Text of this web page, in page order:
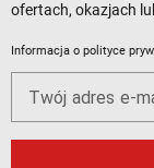
ofertach, okazjach
Informacja o polityce
Twój adres e-